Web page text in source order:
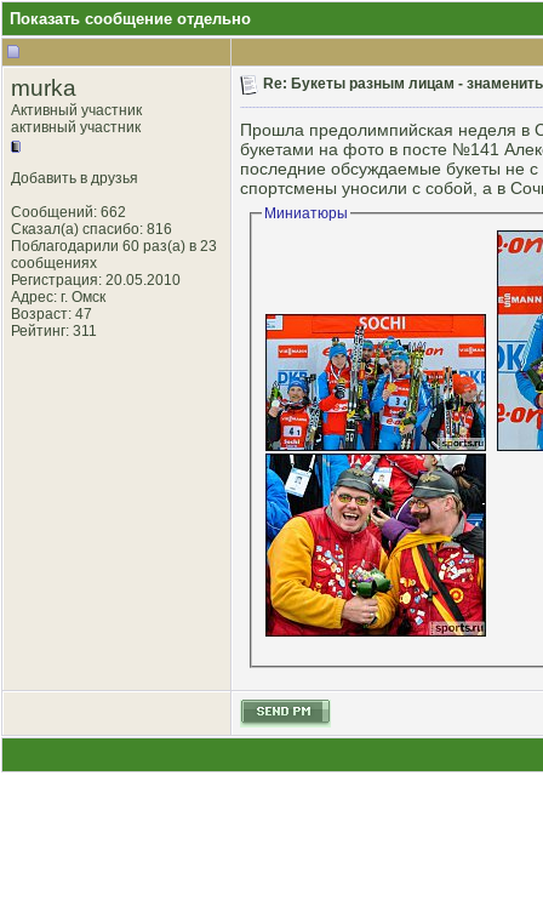
Показать сообщение отдельно
murka
Активный участник
активный участник
Добавить в друзья
Сообщений: 662
Сказал(а) спасибо: 816
Поблагодарили 60 раз(а) в 23
сообщениях
Регистрация: 20.05.2010
Адрес: г. Омск
Возраст: 47
Рейтинг: 311
Re: Букеты разным лицам -
Прошла предолимпийская неделя в
букетами на фото в посте №141
последние обсуждаемые букеты не
спортсмены уносили с собой, а в
Миниатюры